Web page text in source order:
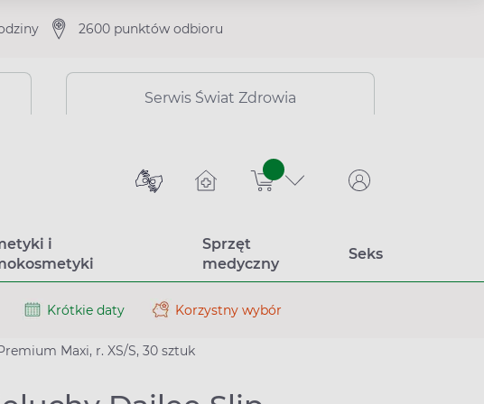
2600 punktów odbioru
Serwis Świat Zdrowia
sztuk
i
Sprzęt
medyczny
Seks
Krótkie daty Korzystny wybór
Maxi, r. XS/S, 30 sztuk